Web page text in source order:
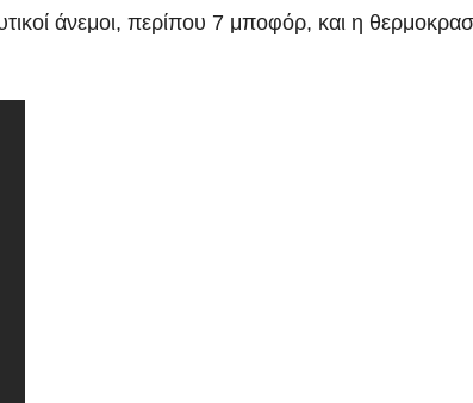
άνεμοι, περίπου 7 μποφόρ, και η